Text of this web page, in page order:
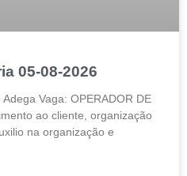
05-08-2026
Vaga: OPERADOR DE
ao cliente, organização
na organização e